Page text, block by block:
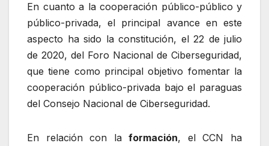
En cuanto a la cooperación público-público y
público-privada, el principal avance en este
aspecto ha sido la constitución, el 22 de julio
de 2020, del Foro Nacional de Ciberseguridad,
que tiene como principal objetivo fomentar la
cooperación público-privada bajo el paraguas
del Consejo Nacional de Ciberseguridad.
En relación con laformación, el CCN ha